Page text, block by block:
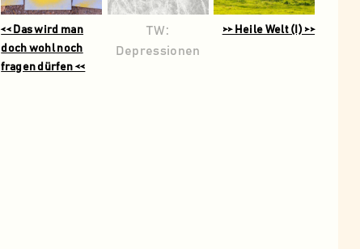
<< Das wird man
doch wohl noch
fragen dürfen <<
TW:
Depressionen
>> Heile Welt (I) >>